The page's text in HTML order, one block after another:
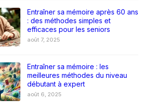
Entraîner sa mémoire après 60 ans
: des méthodes simples et
efficaces pour les seniors
août 7, 2025
Entraîner sa mémoire : les
meilleures méthodes du niveau
débutant à expert
août 6, 2025